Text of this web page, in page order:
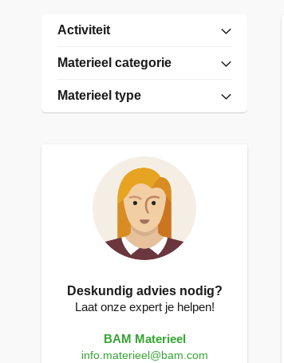
Activiteit
Materieel categorie
Materieel type
Deskundig advies nodig?
Laat onze expert je helpen!
BAM Materieel
info.materieel@bam.com